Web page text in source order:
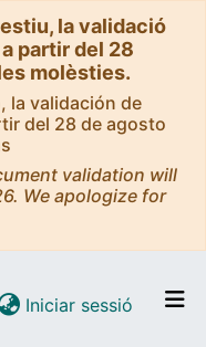
la validació
partir del 28
molèsties.
la validación de
del 28 de agosto
validation will
We apologize for
Iniciar sessió (current)